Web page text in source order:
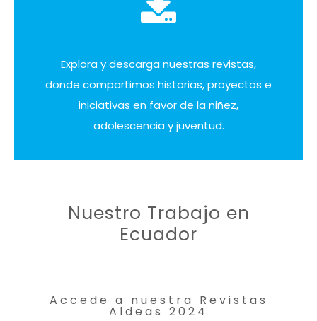
Explora y descarga nuestras revistas,
donde compartimos historias, proyectos e
iniciativas en favor de la niñez,
adolescencia y juventud.
Nuestro Trabajo en
Ecuador
Accede a nuestra Revistas
Aldeas 2024